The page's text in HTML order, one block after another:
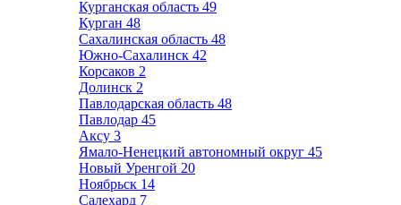
Курганская область 49
Курган 48
Сахалинская область 48
Южно-Сахалинск 42
Корсаков 2
Долинск 2
Павлодарская область 48
Павлодар 45
Аксу 3
Ямало-Ненецкий автономный округ 45
Новый Уренгой 20
Ноябрьск 14
Салехард 7